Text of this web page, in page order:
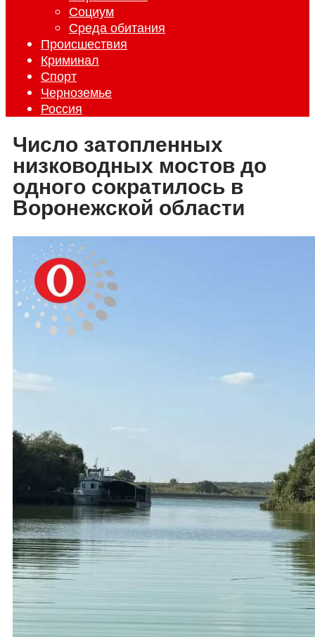
Социум
Среда обитания
Происшествия
Криминал
Спорт
Черноземье
Россия
Число затопленных
низководных мостов до
одного сократилось в
Воронежской области